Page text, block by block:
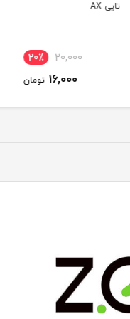
20,000 20٪
16,000 تومان